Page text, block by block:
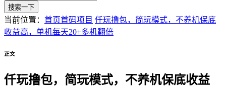
搜索一下
当前位置： 首页首码项目 仟玩撸包，简玩模式，不养机保底
收益高，单机每天20+多机翻倍
正文
仟玩撸包，简玩模式，不养机保底收益